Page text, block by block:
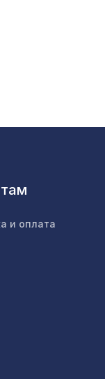
и оплата